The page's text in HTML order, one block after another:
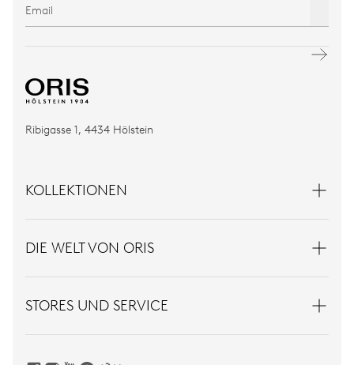
Ribigasse 1, 4434 Hölstein
KOLLEKTIONEN
DIE WELT VON ORIS
STORES UND SERVICE